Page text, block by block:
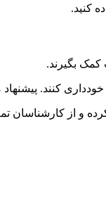
کنید.
کمک بگیرند.
کنند.
و از کارشناسان